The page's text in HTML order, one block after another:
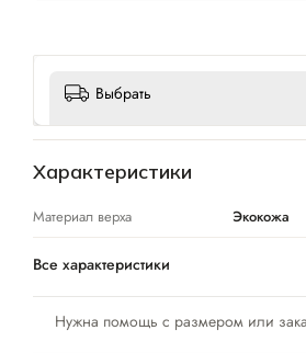
Выбрать
Нужна помощь с размером или
Характеристики
Материал верха Экокожа
Все характеристики